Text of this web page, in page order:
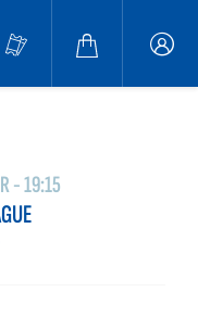
- 19:15